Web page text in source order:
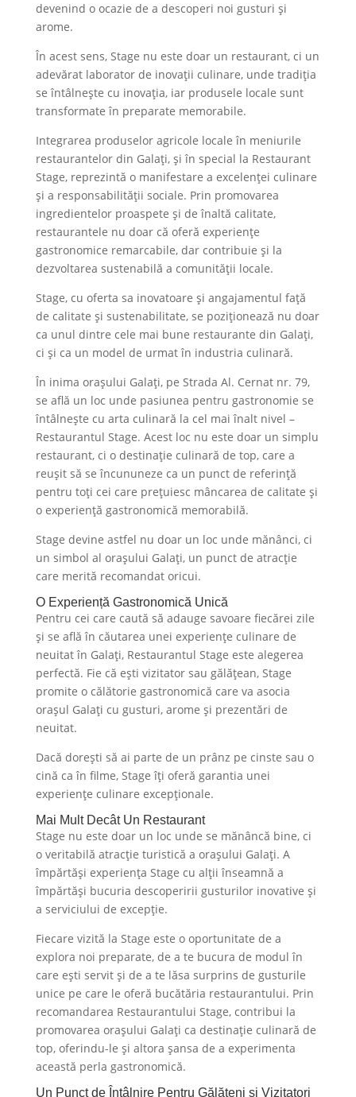
devenind o ocazie de a descoperi noi gusturi și
arome.
În acest sens, Stage nu este doar un restaurant, ci un
adevărat laborator de inovații culinare, unde tradiția
se întâlnește cu inovația, iar produsele locale sunt
transformate în preparate memorabile.
Integrarea produselor agricole locale în meniurile
restaurantelor din Galați, și în special la Restaurant
Stage, reprezintă o manifestare a excelenței culinare
și a responsabilității sociale. Prin promovarea
ingredientelor proaspete și de înaltă calitate,
restaurantele nu doar că oferă experiențe
gastronomice remarcabile, dar contribuie și la
dezvoltarea sustenabilă a comunității locale.
Stage, cu oferta sa inovatoare și angajamentul față
de calitate și sustenabilitate, se poziționează nu doar
ca unul dintre cele mai bune restaurante din Galați,
ci și ca un model de urmat în industria culinară.
În inima orașului Galați, pe Strada Al. Cernat nr. 79,
se află un loc unde pasiunea pentru gastronomie se
întâlnește cu arta culinară la cel mai înalt nivel –
Restaurantul Stage. Acest loc nu este doar un simplu
restaurant, ci o destinație culinară de top, care a
reușit să se încununeze ca un punct de referință
pentru toți cei care prețuiesc mâncarea de calitate și
o experiență gastronomică memorabilă.
Stage devine astfel nu doar un loc unde mănânci, ci
un simbol al orașului Galați, un punct de atracție
care merită recomandat oricui.
O Experiență Gastronomică Unică
Pentru cei care caută să adauge savoare fiecărei zile
și se află în căutarea unei experiențe culinare de
neuitat în Galați, Restaurantul Stage este alegerea
perfectă. Fie că ești vizitator sau gălățean, Stage
promite o călătorie gastronomică care va asocia
orașul Galați cu gusturi, arome și prezentări de
neuitat.
Dacă dorești să ai parte de un prânz pe cinste sau o
cină ca în filme, Stage îți oferă garantia unei
experiențe culinare excepționale.
Mai Mult Decât Un Restaurant
Stage nu este doar un loc unde se mănâncă bine, ci
o veritabilă atracție turistică a orașului Galați. A
împărtăși experiența Stage cu alții înseamnă a
împărtăși bucuria descoperirii gusturilor inovative și
a serviciului de excepție.
Fiecare vizită la Stage este o oportunitate de a
explora noi preparate, de a te bucura de modul în
care ești servit și de a te lăsa surprins de gusturile
unice pe care le oferă bucătăria restaurantului. Prin
recomandarea Restaurantului Stage, contribui la
promovarea orașului Galați ca destinație culinară de
top, oferindu-le și altora șansa de a experimenta
această perla gastronomică.
Un Punct de Întâlnire Pentru Gălățeni și Vizitatori